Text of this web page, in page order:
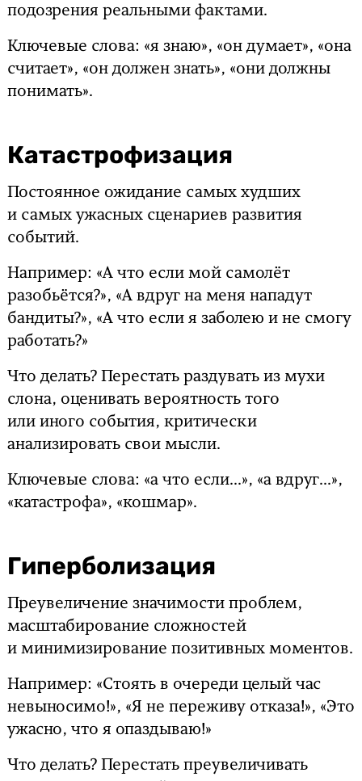
подозрения реальными фактами.
Ключевые слова: «я знаю», «он думает», «она
считает», «он должен знать», «они должны
понимать».
Катастрофизация
Постоянное ожидание самых худших
и самых ужасных сценариев развития
событий.
Например: «А что если мой самолёт
разобьётся?», «А вдруг на меня нападут
бандиты?», «А что если я заболею и не смогу
работать?»
Что делать? Перестать раздувать из мухи
слона, оценивать вероятность того
или иного события, критически
анализировать свои мысли.
Ключевые слова: «а что если...», «а вдруг...»,
«катастрофа», «кошмар».
Гиперболизация
Преувеличение значимости проблем,
масштабирование сложностей
и минимизирование позитивных моментов.
Например: «Стоять в очереди целый час
невыносимо!», «Я не переживу отказа!», «Это
ужасно, что я опаздываю!»
Что делать? Перестать преувеличивать